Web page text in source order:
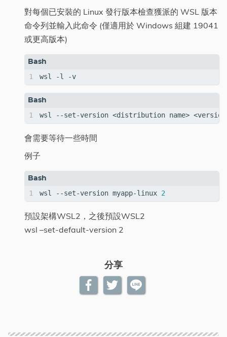
對每個已安裝的 Linux 發行版本檢查獲派的 WSL 版本
命令列並輸入此命令 (僅適用於 Windows 組建 19041
或更高版本)
會需要等待一些時間
例子
wsl --set-version myapp-linux 2
預設架構WSL2，之後預設WSL2
wsl –set-default-version 2
分享